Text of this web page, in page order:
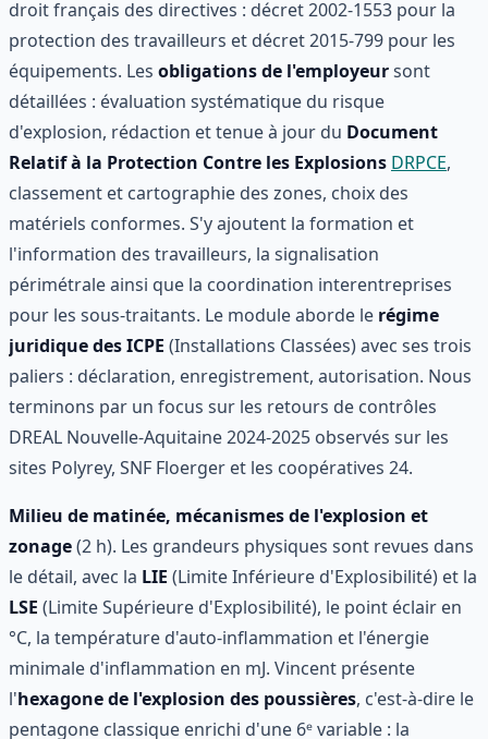
droit français des directives : décret 2002-1553 pour la
protection des travailleurs et décret 2015-799 pour les
équipements. Les obligations de l'employeursont
détaillées : évaluation systématique du risque
d'explosion, rédaction et tenue à jour du Document
Relatif à la Protection Contre les Explosions DRPCE,
classement et cartographie des zones, choix des
matériels conformes. S'y ajoutent la formation et
l'information des travailleurs, la signalisation
périmétrale ainsi que la coordination interentreprises
pour les sous-traitants. Le module aborde le régime
juridique des ICPE (Installations Classées) avec ses trois
paliers : déclaration, enregistrement, autorisation. Nous
terminons par un focus sur les retours de contrôles
DREAL Nouvelle-Aquitaine 2024-2025 observés sur les
sites Polyrey, SNF Floerger et les coopératives 24.
Milieu de matinée, mécanismes de l'explosion et
zonage(2 h). Les grandeurs physiques sont revues dans
le détail, avec la LIE (Limite Inférieure d'Explosibilité) et la
LSE (Limite Supérieure d'Explosibilité), le point éclair en
°C, la température d'auto-inflammation et l'énergie
minimale d'inflammation en mJ. Vincent présente
l'hexagone de l'explosion des poussières, c'est-à-dire le
pentagone classique enrichi d'une 6ᵉ variable : la